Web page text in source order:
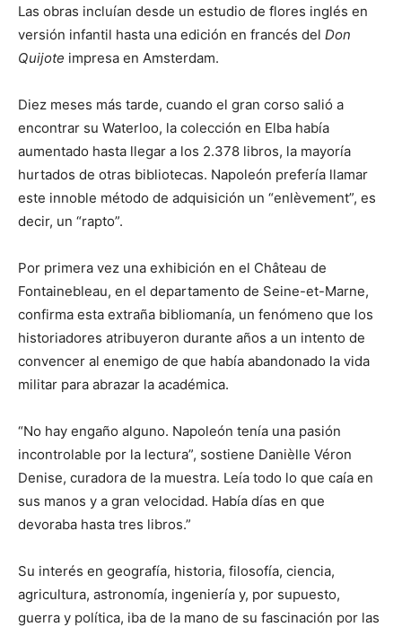
Las obras incluían desde un estudio de flores inglés en
versión infantil hasta una edición en francés del Don
Quijote impresa en Amsterdam.
Diez meses más tarde, cuando el gran corso salió a
encontrar su Waterloo, la colección en Elba había
aumentado hasta llegar a los 2.378 libros, la mayoría
hurtados de otras bibliotecas. Napoleón prefería llamar
este innoble método de adquisición un “enlèvement”, es
decir, un “rapto”.
Por primera vez una exhibición en el Château de
Fontainebleau, en el departamento de Seine-et-Marne,
confirma esta extraña bibliomanía, un fenómeno que los
historiadores atribuyeron durante años a un intento de
convencer al enemigo de que había abandonado la vida
militar para abrazar la académica.
“No hay engaño alguno. Napoleón tenía una pasión
incontrolable por la lectura”, sostiene Danièlle Véron
Denise, curadora de la muestra. Leía todo lo que caía en
sus manos y a gran velocidad. Había días en que
devoraba hasta tres libros.”
Su interés en geografía, historia, filosofía, ciencia,
agricultura, astronomía, ingeniería y, por supuesto,
guerra y política, iba de la mano de su fascinación por las